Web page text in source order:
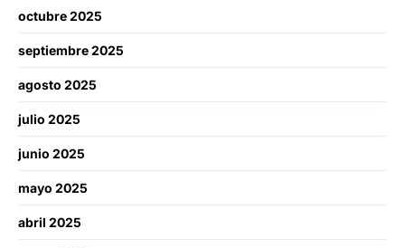
octubre 2025
septiembre 2025
agosto 2025
julio 2025
junio 2025
mayo 2025
abril 2025